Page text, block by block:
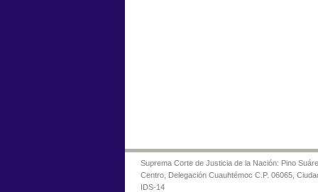
Suprema Corte de Justicia de la Nación: Pino
Centro, Delegación Cuauhtémoc C.P. 06065,
IDS-14